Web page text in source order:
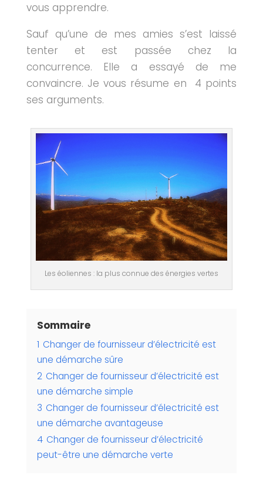
vous apprendre.
Sauf qu’une de mes amies s’est laissé
tenter et est passée chez la
concurrence. Elle a essayé de me
convaincre. Je vous résume en 4 points
ses arguments.
Les éoliennes : la plus connue des énergies vertes
Sommaire
1 Changer de fournisseur d’électricité est
une démarche sûre
2 Changer de fournisseur d’électricité est
une démarche simple
3 Changer de fournisseur d’électricité est
une démarche avantageuse
4 Changer de fournisseur d’électricité
peut-être une démarche verte